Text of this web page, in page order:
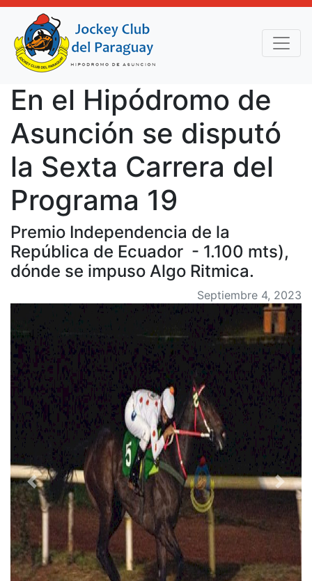
En el Hipódromo de
Asunción se disputó
la Sexta Carrera del
Programa 19
Premio Independencia de la
República de Ecuador - 1.100 mts),
dónde se impuso Algo Ritmica.
Septiembre 4, 2023
Previous Next